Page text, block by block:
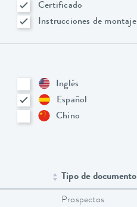
Certificado
Instrucciones de montaje
Inglés
Español
Chino
Tipo de documento
Prospectos